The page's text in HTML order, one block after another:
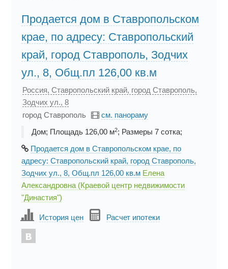
Продается дом в Ставропольском
крае, по адресу: Ставропольский
край, город Ставрополь, Зодчих
ул., 8, Общ.пл 126,00 кв.м
Россия, Ставропольский край, город Ставрополь,
Зодчих ул., 8
город Ставрополь
см. панораму
Дом; Площадь 126,00 м2; Размеры 7 cотка;
Продается дом в Ставропольском крае, по
адресу: Ставропольский край, город Ставрополь,
Зодчих ул., 8, Общ.пл 126,00 кв.м Елена
Александровна (Краевой центр недвижимости
"Династия")
История цен Расчет ипотеки